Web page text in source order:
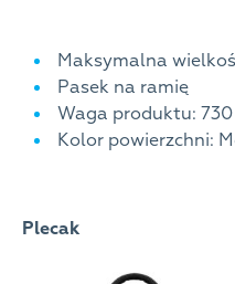
Maksymalna
Pasek na ramię
Waga produktu: 730
Kolor powierzchni:
Plecak